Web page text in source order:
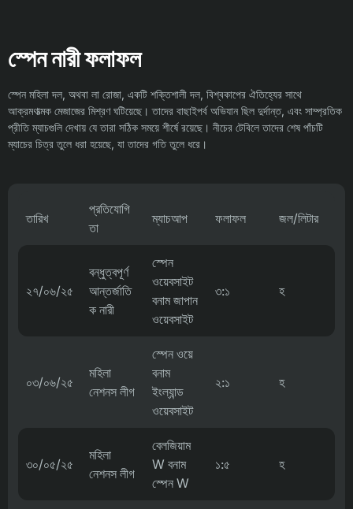
স্পেন নারী ফলাফল
স্পেন মহিলা দল, অথবা লা রোজা, একটি শক্তিশালী দল, বিশ্বকাপের ঐতিহ্যের সাথে
আক্রমণাত্মক মেজাজের মিশ্রণ ঘটিয়েছে। তাদের বাছাইপর্ব অভিযান ছিল দুর্দান্ত, এবং সাম্প্রতিক
প্রীতি ম্যাচগুলি দেখায় যে তারা সঠিক সময়ে শীর্ষে রয়েছে। নীচের টেবিলে তাদের শেষ পাঁচটি
ম্যাচের চিত্র তুলে ধরা হয়েছে, যা তাদের গতি তুলে ধরে।
তারিখ
প্রতিযোগি
তা
ম্যাচআপ ফলাফল জল/লিটার
২৭/০৬/২৫
বন্ধুত্বপূর্ণ
আন্তর্জাতি
ক নারী
স্পেন
ওয়েবসাইট
বনাম জাপান
ওয়েবসাইট
৩:১ হ
০৩/০৬/২৫
মহিলা
নেশনস লীগ
স্পেন ওয়ে
বনাম
ইংল্যান্ড
ওয়েবসাইট
২:১ হ
৩০/০৫/২৫
মহিলা
নেশনস লীগ
বেলজিয়াম
W বনাম
স্পেন W
১:৫ হ